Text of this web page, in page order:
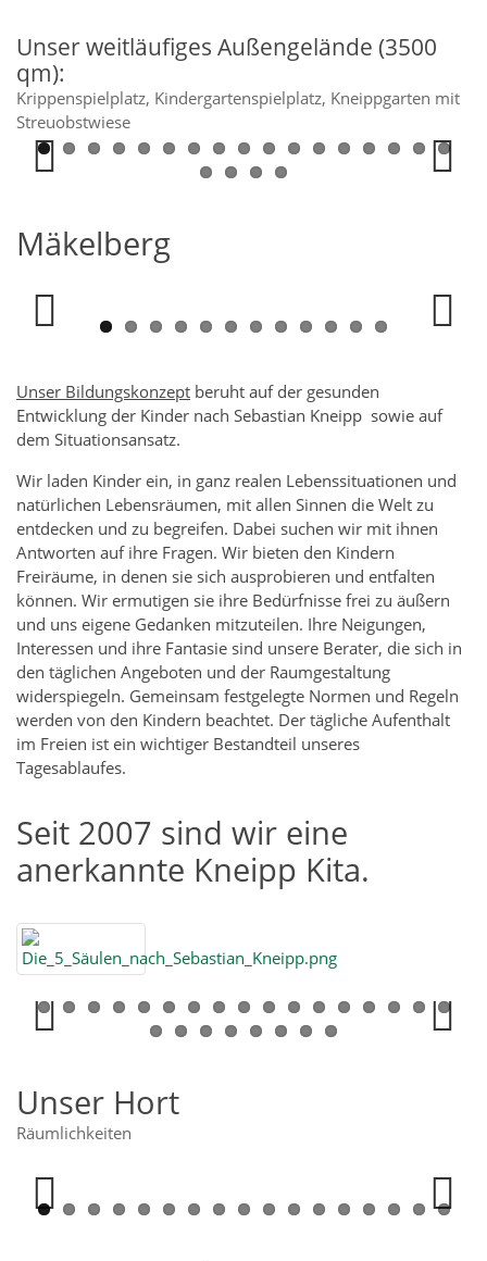
Unser weitläufiges Außengelände (3500
qm):
Krippenspielplatz, Kindergartenspielplatz, Kneippgarten mit
Streuobstwiese
Mäkelberg
Unser Bildungskonzept beruht auf der gesunden
Entwicklung der Kinder nach Sebastian Kneipp sowie auf
dem Situationsansatz.
Wir laden Kinder ein, in ganz realen Lebenssituationen und
natürlichen Lebensräumen, mit allen Sinnen die Welt zu
entdecken und zu begreifen. Dabei suchen wir mit ihnen
Antworten auf ihre Fragen. Wir bieten den Kindern
Freiräume, in denen sie sich ausprobieren und entfalten
können. Wir ermutigen sie ihre Bedürfnisse frei zu äußern
und uns eigene Gedanken mitzuteilen. Ihre Neigungen,
Interessen und ihre Fantasie sind unsere Berater, die sich in
den täglichen Angeboten und der Raumgestaltung
widerspiegeln. Gemeinsam festgelegte Normen und Regeln
werden von den Kindern beachtet. Der tägliche Aufenthalt
im Freien ist ein wichtiger Bestandteil unseres
Tagesablaufes.
Seit 2007 sind wir eine
anerkannte Kneipp Kita.
Unser Hort
Räumlichkeiten